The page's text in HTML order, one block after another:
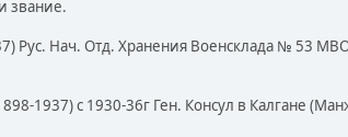
звание.
Рус. Нач. Отд. Хранения Военсклада № 53
1937) с 1930-36г Ген. Консул в Калгане